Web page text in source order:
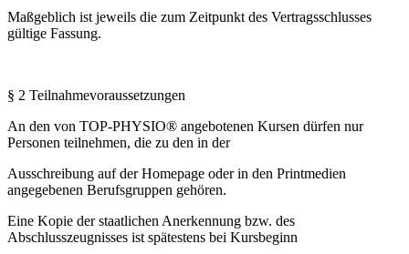
Maßgeblich ist jeweils die zum Zeitpunkt des Vertragsschlusses
gültige Fassung.
§ 2 Teilnahmevoraussetzungen
An den von TOP-PHYSIO® angebotenen Kursen dürfen nur
Personen teilnehmen, die zu den in der
Ausschreibung auf der Homepage oder in den Printmedien
angegebenen Berufsgruppen gehören.
Eine Kopie der staatlichen Anerkennung bzw. des
Abschlusszeugnisses ist spätestens bei Kursbeginn